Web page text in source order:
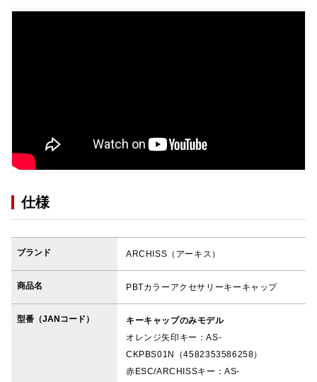
仕様
ブランド ARCHISS（アーキス）
商品名 PBTカラーアクセサリーキーキャップ
型番（JANコード）
キーキャップのみモデル
オレンジ矢印キー：AS-
CKPBS01N（4582353586258）
赤ESC/ARCHISSキー：AS-